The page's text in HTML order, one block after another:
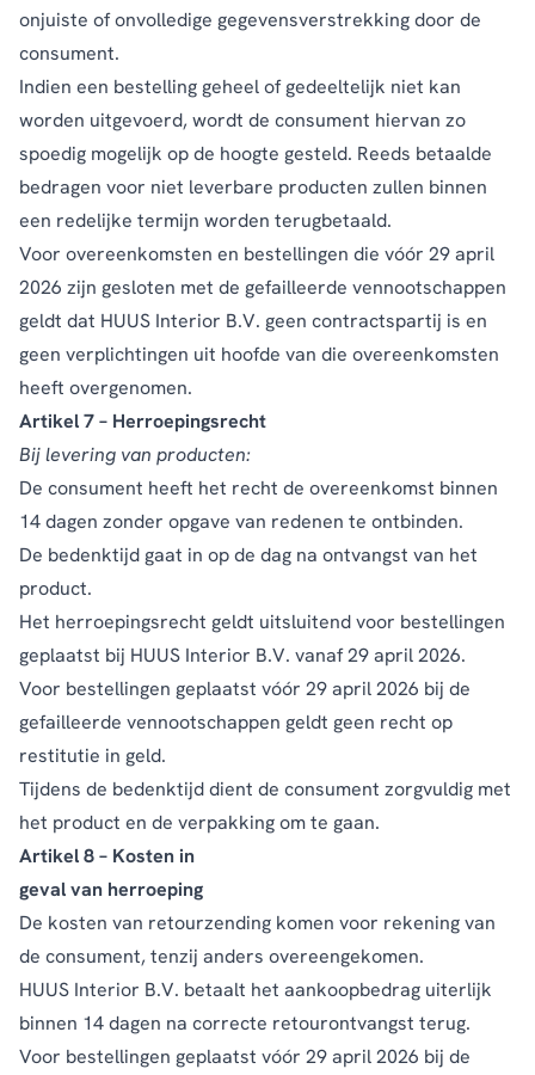
onjuiste of onvolledige gegevensverstrekking door de
consument.
Indien een bestelling geheel of gedeeltelijk niet kan
worden uitgevoerd, wordt de consument hiervan zo
spoedig mogelijk op de hoogte gesteld. Reeds betaalde
bedragen voor niet leverbare producten zullen binnen
een redelijke termijn worden terugbetaald.
Voor overeenkomsten en bestellingen die vóór 29 april
2026 zijn gesloten met de gefailleerde vennootschappen
geldt dat HUUS Interior B.V. geen contractspartij is en
geen verplichtingen uit hoofde van die overeenkomsten
heeft overgenomen.
Artikel 7 – Herroepingsrecht
Bij levering van producten:
De consument heeft het recht de overeenkomst binnen
14 dagen zonder opgave van redenen te ontbinden.
De bedenktijd gaat in op de dag na ontvangst van het
product.
Het herroepingsrecht geldt uitsluitend voor bestellingen
geplaatst bij HUUS Interior B.V. vanaf 29 april 2026.
Voor bestellingen geplaatst vóór 29 april 2026 bij de
gefailleerde vennootschappen geldt geen recht op
restitutie in geld.
Tijdens de bedenktijd dient de consument zorgvuldig met
het product en de verpakking om te gaan.
Artikel 8 – Kosten in
geval van herroeping
De kosten van retourzending komen voor rekening van
de consument, tenzij anders overeengekomen.
HUUS Interior B.V. betaalt het aankoopbedrag uiterlijk
binnen 14 dagen na correcte retourontvangst terug.
Voor bestellingen geplaatst vóór 29 april 2026 bij de